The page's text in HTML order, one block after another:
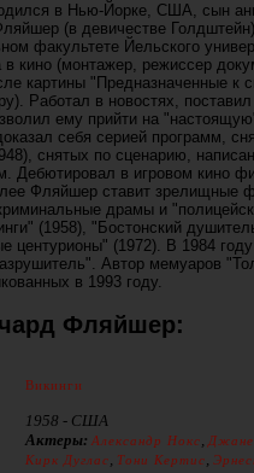
в Нью-Йорке, США, сын
(в девичестве
факультете Йельского
в кино (монтажер, режиссер
картины "Предназначенные к
Работал в новостях,
ему прийти на
себя серией программ,
снятых по сценарию,
Дебютировал в игровом кино
Фляйшер ставит зрелищные
драмы и
(1958), "Бостонский
центурионы" (1972). В 1984
Автор мемуаров
в 1993 году.
Фляйшер:
Викинги
1958 - США
Актеры: Александр Нокс
Кирк Дуглас Тони Кертис